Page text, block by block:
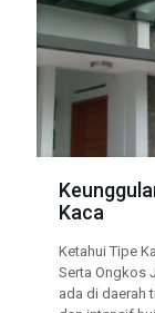
Kaca
Ketahui Tipe
Serta Ongkos
ada di daerah